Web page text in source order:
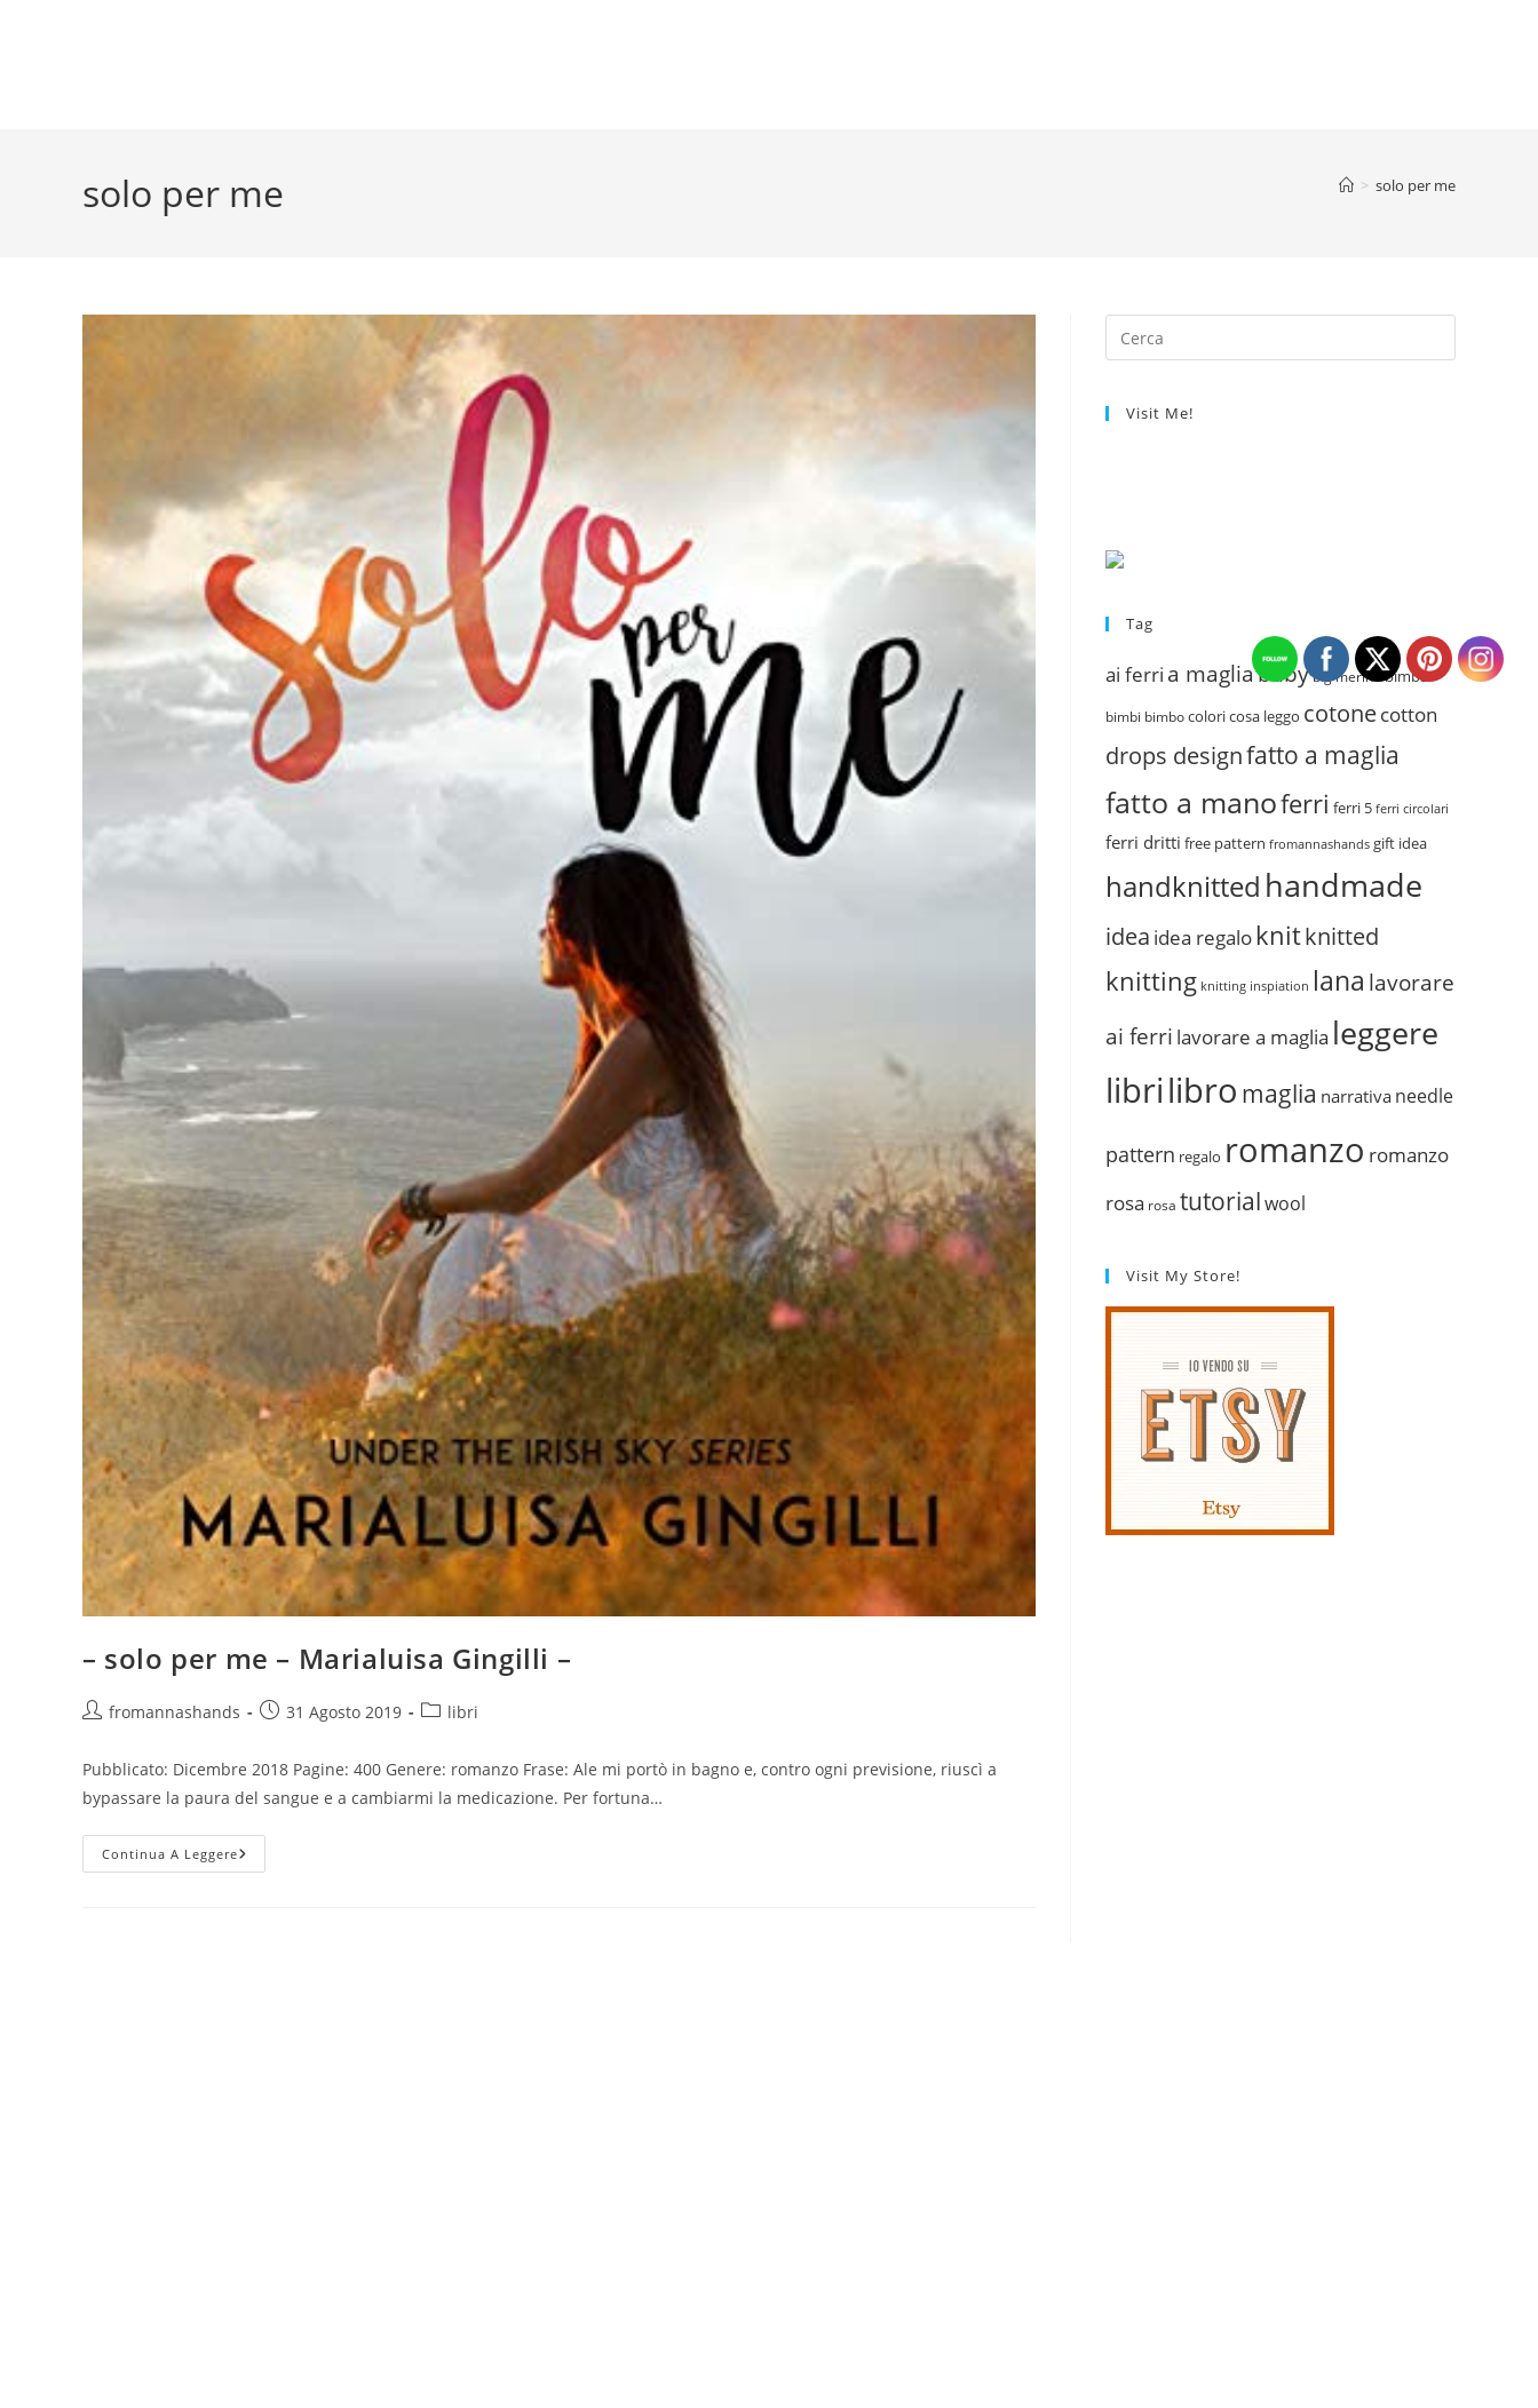
solo per me > solo per me
– solo per me – Marialuisa Gingilli –
Autorefromannashands
Articolo31 Agosto 2019
Categoria
libri
Pubblicato: Dicembre 2018 Pagine: 400 Genere: romanzo Frase: Ale mi portò in bagno e, contro ogni previsione, riuscì a
bypassare la paura del sangue e a cambiarmi la medicazione. Per fortuna…
Continua A Leggere–
Solo
Visit Me!
Tag
ai ferri a magliababybig merino bimba
bimbi bimbocoloricosa leggo cotonecotton
drops designfatto a maglia
fatto a manoferri ferri 5 ferri circolari
ferri dritti free pattern fromannashands gift idea
handknitted handmade
idea idea regalo knitknitted
knitting knitting inspiation lana lavorare
ai ferri lavorare a maglia leggere
librilibro maglia narrativa needle
pattern regalo romanzo romanzo
rosa rosa tutorialwool
Visit My Store!